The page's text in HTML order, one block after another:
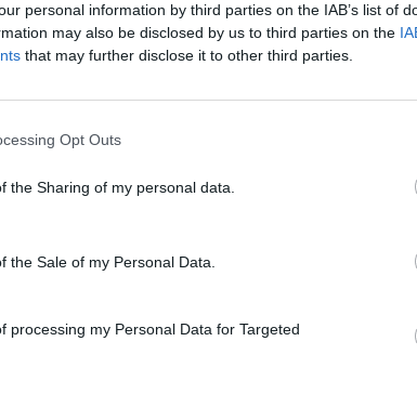
personal information by third parties on the IAB’s list of
may also be disclosed by us to third parties on the
that may further disclose it to other third parties.
Opt Outs
the Sharing of my personal data.
the Sale of my Personal Data.
processing my Personal Data for Targeted